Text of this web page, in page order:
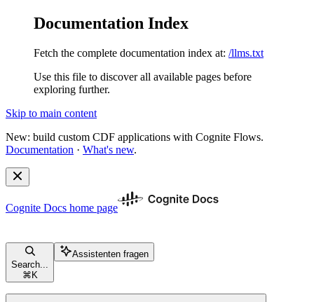
Documentation Index
Fetch the complete documentation index at: /llms.txt
Use this file to discover all available pages before
exploring further.
Skip to main content
New: build custom CDF applications with Cognite Flows.
Documentation · What's new.
Cognite Docs home page
Search...
⌘ K
Assistenten fragen